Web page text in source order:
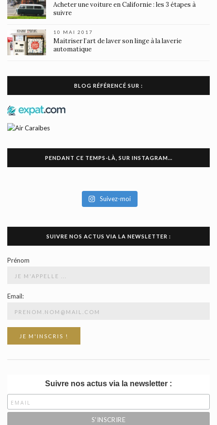
Acheter une voiture en Californie : les 3 étapes à
suivre
10 MAI 2017
Maitriser l’art de laver son linge à la laverie
automatique
BLOG RÉFÉRENCÉ SUR :
PENDANT CE TEMPS-LÀ, SUR INSTAGRAM…
Suivez-moi
SUIVRE NOS ACTUS VIA LA NEWSLETTER :
Prénom
Email:
Suivre nos actus via la newsletter :